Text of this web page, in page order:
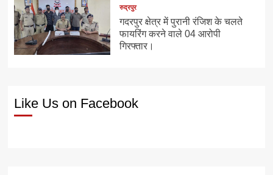
रुद्रपुर
गदरपुर क्षेत्र में पुरानी रंजिश के चलते
फायरिंग करने वाले 04 आरोपी
गिरफ्तार।
Like Us on Facebook